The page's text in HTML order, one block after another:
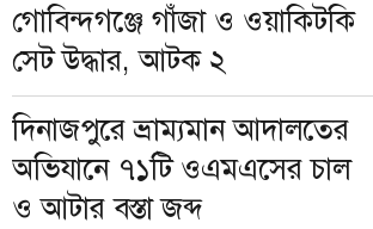
গোবিন্দগঞ্জে গাঁজা ও ওয়াকিটকি
সেট উদ্ধার, আটক ২
দিনাজপুরে ভ্রাম্যমান আদালতের
অভিযানে ৭১টি ওএমএসের চাল
ও আটার বস্তা জব্দ